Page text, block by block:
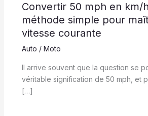
Convertir 50 mph en km/
méthode simple pour
vitesse courante
Auto / Moto
Il arrive souvent que la question se
véritable signification de 50 mph, et
[…]